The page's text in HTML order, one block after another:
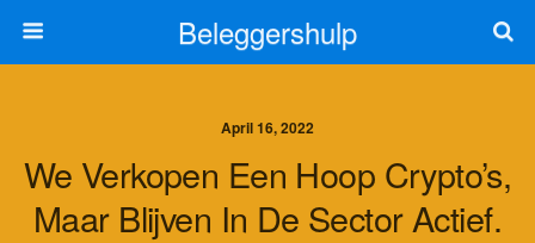
Beleggershulp
April 16, 2022
We Verkopen Een Hoop Crypto’s,
Maar Blijven In De Sector Actief.